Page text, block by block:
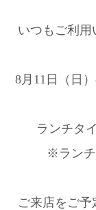
いつもご利
8月11日（日
ランチタ
※ランチ
ご来店をご